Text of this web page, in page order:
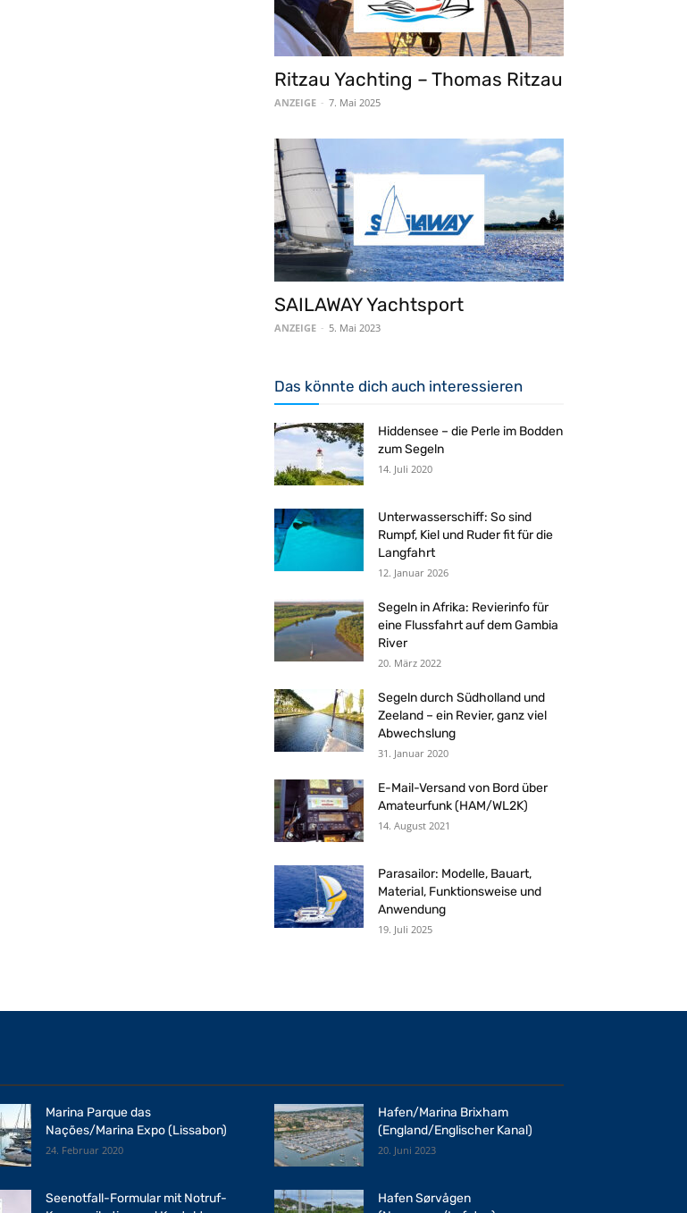
Ritzau Yachting – Thomas Ritzau
ANZEIGE - 7. Mai 2025
SAILAWAY Yachtsport
ANZEIGE - 5. Mai 2023
Das könnte dich auch interessieren
Hiddensee – die Perle im Bodden
zum Segeln
14. Juli 2020
Unterwasserschiff: So sind
Rumpf, Kiel und Ruder fit für die
Langfahrt
12. Januar 2026
Segeln in Afrika: Revierinfo für
eine Flussfahrt auf dem Gambia
River
20. März 2022
Segeln durch Südholland und
Zeeland – ein Revier, ganz viel
Abwechslung
31. Januar 2020
E-Mail-Versand von Bord über
Amateurfunk (HAM/WL2K)
14. August 2021
Parasailor: Modelle, Bauart,
Material, Funktionsweise und
Anwendung
19. Juli 2025
Marina Parque das
Nações/Marina Expo (Lissabon)
24. Februar 2020
Hafen/Marina Brixham
(England/Englischer Kanal)
20. Juni 2023
Seenotfall-Formular mit Notruf-
Hafen Sørvågen